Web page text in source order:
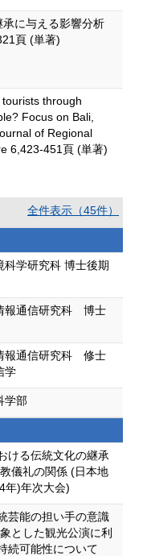
に与える影響分析
頁 (単著)
through
Focus on Bali,
of Regional
6,423-451頁 (単著)
全件表示（45件）
科学研究科 博士後期
報通信研究科 博士
報通信研究科 修士
学
学部
ける伝統文化の継承
儀礼の関係 (日本地
)年次大会)
芸能の担い手の意識
とした観光公演に利
続可能性について